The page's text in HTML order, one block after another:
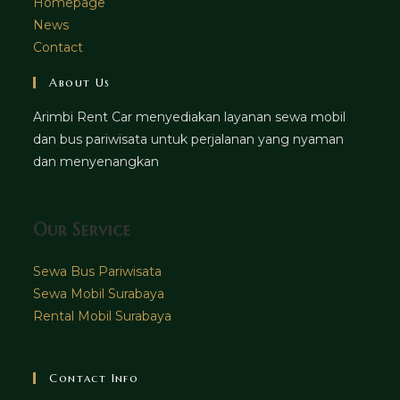
News
Contact
About Us
Arimbi Rent Car menyediakan layanan sewa mobil
dan bus pariwisata untuk perjalanan yang nyaman
dan menyenangkan
Our Service
Sewa Bus Pariwisata
Sewa Mobil Surabaya
Rental Mobil Surabaya
Contact Info